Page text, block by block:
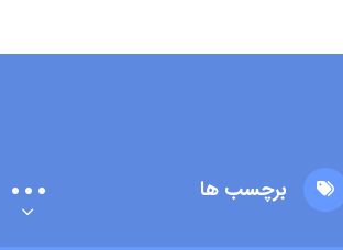
برچسب ها